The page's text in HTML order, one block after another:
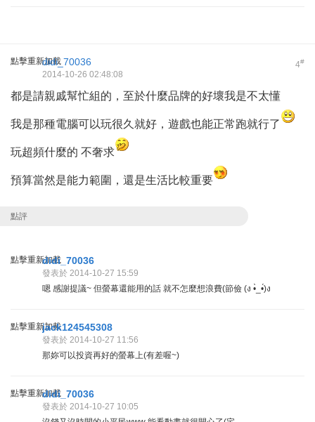
點擊重新加載 4#
didi_70036
2014-10-26 02:48:08
都是請親戚幫忙組的，至於什麼品牌的好壞我是不太懂
我是那種電腦可以玩很久就好，遊戲也能正常跑就行了
玩超頻什麼的 不奢求
預算當然是能力範圍，還是生活比較重要
點評
點擊重新加載didi_70036
發表於 2014-10-27 15:59
嗯 感謝提議~ 但螢幕還能用的話 就不怎麼想浪費(節儉 (ง •̀_•́)ง
點擊重新加載jack124545308
發表於 2014-10-27 11:56
那妳可以投資再好的螢幕上(有差喔~)
點擊重新加載didi_70036
發表於 2014-10-27 10:05